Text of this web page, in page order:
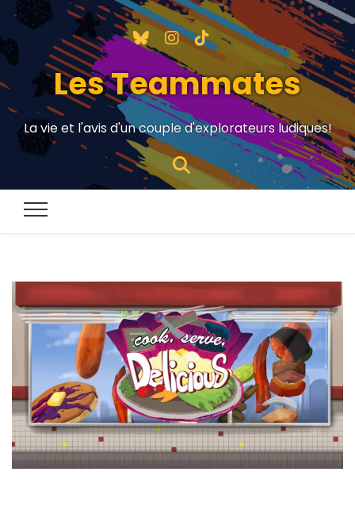
Les Teammates
La vie et l'avis d'un couple d'explorateurs ludiques!